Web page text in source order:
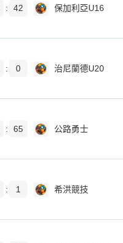
: 42 保加利亞U16
: 0 治尼蘭德U20
: 65 公路勇士
: 1 希洪競技